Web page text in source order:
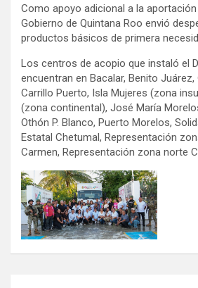
Como apoyo adicional a la aportación
Gobierno de Quintana Roo envió
productos básicos de primera
Los centros de acopio que instaló el
encuentran en Bacalar, Benito Juárez,
Carrillo Puerto, Isla Mujeres (zona
(zona continental), José María
Othón P. Blanco, Puerto Morelos,
Estatal Chetumal, Representación
Carmen, Representación zona norte